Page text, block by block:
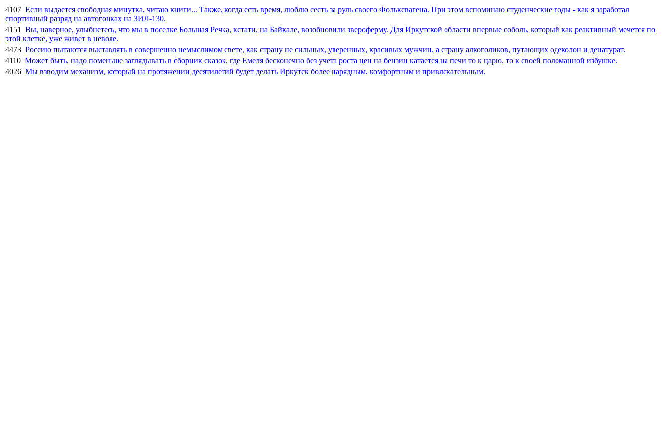
4107 Если выдается свободная минутка, читаю книги... Также, когда есть время, люблю сесть за руль своего Фольксвагена. При этом вспоминаю студенческие годы - как я заработал
спортивный разряд на автогонках на ЗИЛ-130.
4151
Вы, наверное, улыбнетесь, что мы в поселке Большая Речка, кстати, на Байкале, возобновили звероферму. Для Иркутской области впервые соболь, который как реактивный мечется по
этой клетке, уже живет в неволе.
4473 Россию пытаются выставлять в совершенно немыслимом свете, как страну не сильных, уверенных, красивых мужчин, а страну алкоголиков, путающих одеколон и денатурат.
4110 Может быть, надо поменьше заглядывать в сборник сказок, где Емеля бесконечно без учета роста цен на бензин катается на печи то к царю, то к своей поломанной избушке.
4026 Мы взводим механизм, который на протяжении десятилетий будет делать Иркутск более нарядным, комфортным и привлекательным.